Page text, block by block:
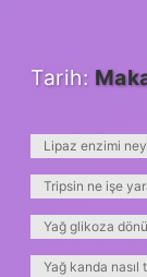
Tarih:
Lipaz enzimi
Tripsin ne işe
Yağ glikoza
Yağ kanda nasıl